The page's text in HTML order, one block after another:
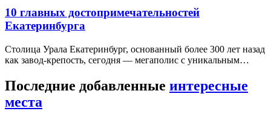
10 главных достопримечательностей
Екатеринбурга
Столица Урала Екатеринбург, основанный более 300 лет назад
как завод-крепость, сегодня — мегаполис с уникальным…
Последние добавленные интересные
места